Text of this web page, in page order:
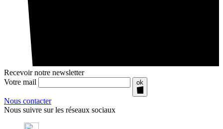
Recevoir notre newsletter
Votre mail
ok
Nous contacter
Nous suivre sur les réseaux sociaux